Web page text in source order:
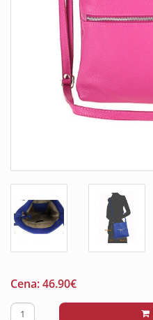
Cena:46.90€